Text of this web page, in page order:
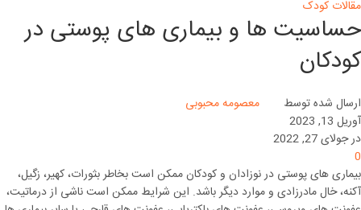
مقالات کودک
حساسیت ها و بیماری های پوستی در
کودکان
ارسال شده توسط
معصومه محبوبی
آوریل 13, 2023
در جولای 27, 2022
0
بیماری های پوستی در نوزادان و کودکان ممکن است بخاطر بثورات، کهیر، زگیل،
آکنه، خال مادرزادی و موارد دیگر باشد. این شرایط ممکن است ناشی از درماتیت،